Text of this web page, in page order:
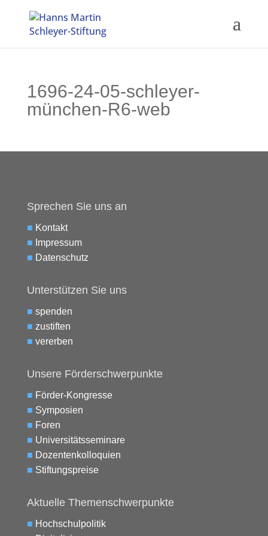
1696-24-05-schleyer-
münchen-R6-web
Sprechen Sie uns an
■ Kontakt
■ Impressum
■ Datenschutz
Unterstützen Sie uns
■ spenden
■ zustiften
■ vererben
Unsere Förderschwerpunkte
■ Förder-Kongresse
■ Symposien
■ Foren
■ Universitätsseminare
■ Dozentenkolloquien
■ Stiftungspreise
Aktuelle Themenschwerpunkte
■ Hochschulpolitik